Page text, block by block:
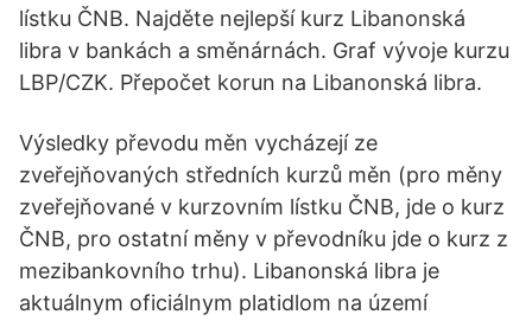
lístku ČNB. Najděte nejlepší kurz Libanonská
libra v bankách a směnárnách. Graf vývoje kurzu
LBP/CZK. Přepočet korun na Libanonská libra.
Výsledky převodu měn vycházejí ze
zveřejňovaných středních kurzů měn (pro měny
zveřejňované v kurzovním lístku ČNB, jde o kurz
ČNB, pro ostatní měny v převodníku jde o kurz z
mezibankovního trhu). Libanonská libra je
aktuálnym oficiálnym platidlom na území